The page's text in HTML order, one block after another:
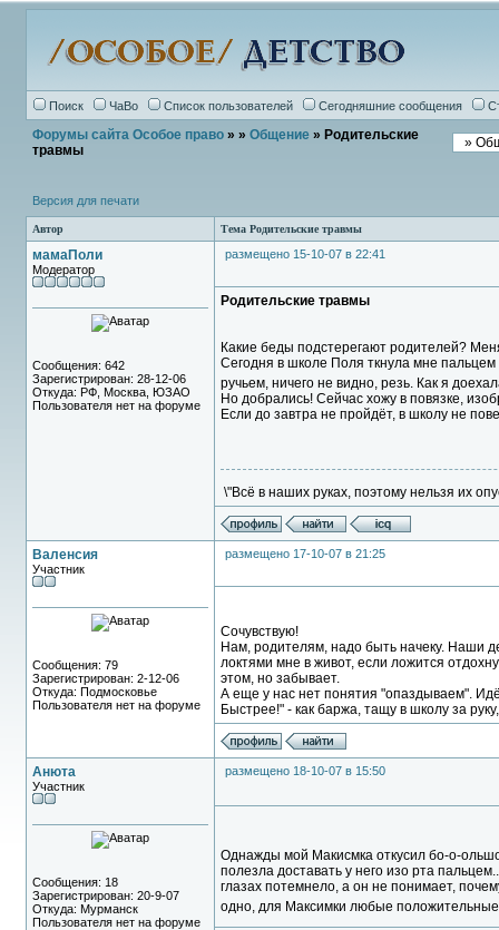
Поиск ЧаВо Список пользователей Сегодняшние сообщения
Форумы сайта Особое право» » Общение» Родительские
травмы
Версия для печати
Автор Тема Родительские травмы
мамаПоли
Модератор
Сообщения: 642
Зарегистрирован: 28-12-06
Откуда: РФ, Москва, ЮЗАО
Пользователя нет на форуме
размещено 15-10-07 в 22:41
Родительские травмы
Какие беды подстерегают родителей?
Сегодня в школе Поля ткнула мне пальцем
ручьем, ничего не видно, резь. Как я
Но добрались! Сейчас хожу в повязке,
Если до завтра не пройдёт, в школу не
\"Всё в наших руках, поэтому нельзя их
Валенсия
Участник
Сообщения: 79
Зарегистрирован: 2-12-06
Откуда: Подмосковье
Пользователя нет на форуме
размещено 17-10-07 в 21:25
Сочувствую!
Нам, родителям, надо быть начеку. Наши
локтями мне в живот, если ложится
этом, но забывает.
А еще у нас нет понятия "опаздываем".
Быстрее!" - как баржа, тащу в школу за
Анюта
Участник
Сообщения: 18
Зарегистрирован: 20-9-07
Откуда: Мурманск
Пользователя нет на форуме
размещено 18-10-07 в 15:50
Однажды мой Макисмка откусил бо-о-
полезла доставать у него изо рта
глазах потемнело, а он не понимает,
одно, для Максимки любые